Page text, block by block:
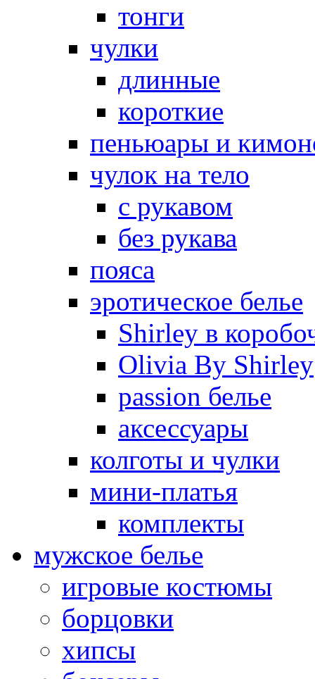
тонги
чулки
длинные
короткие
пеньюары и
чулок на тело
с рукавом
без рукава
пояса
эротическое белье
Shirley в
Olivia By Shirley
passion белье
аксессуары
колготы и чулки
мини-платья
комплекты
мужское белье
игровые костюмы
борцовки
хипсы